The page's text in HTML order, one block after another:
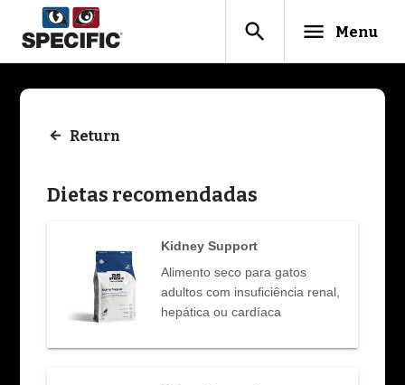
search menu Menu
Return
Dietas recomendadas
Kidney Support
Alimento seco para gatos
adultos com insuficiência renal,
hepática ou cardíaca